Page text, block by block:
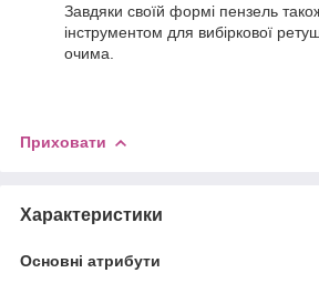
Завдяки своїй формі пензель
інструментом для вибіркової
очима.
Приховати
Характеристики
Основні атрибути